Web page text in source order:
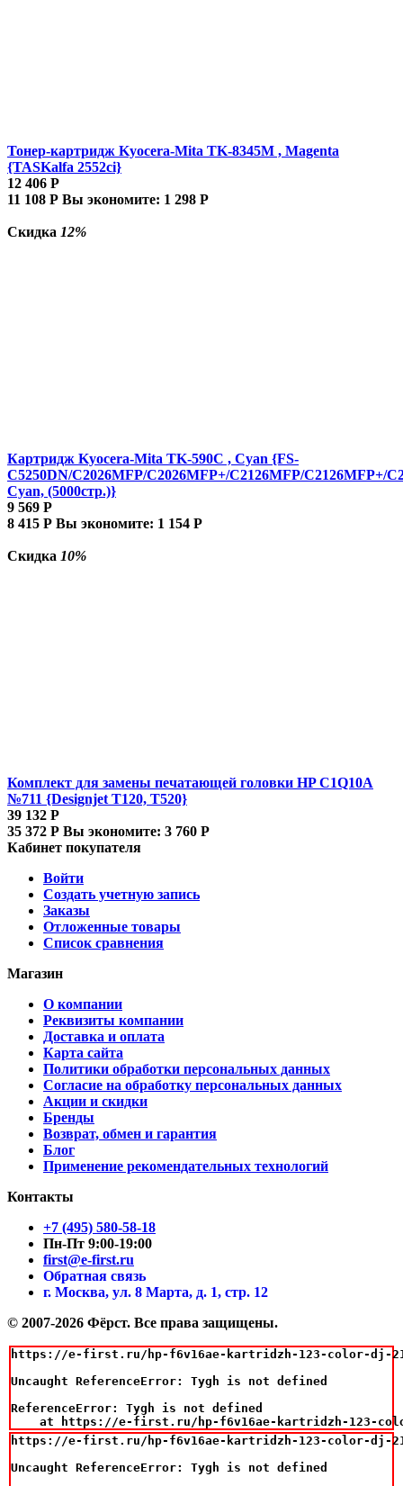
Тонер-картридж Kyocera-Mita TK-8345M , Magenta
{TASKalfa 2552ci}
12 406 Р
11 108 Р Вы экономите: 1 298 Р
Скидка 12%
Картридж Kyocera-Mita TK-590C , Cyan {FS-
C5250DN/C2026MFP/C2026MFP+/C2126MFP/C2126MFP+/
Cyan, (5000стр.)}
9 569 Р
8 415 Р Вы экономите: 1 154 Р
Скидка 10%
Комплект для замены печатающей головки HP C1Q10A
№711 {Designjet T120, T520}
39 132 Р
35 372 Р Вы экономите: 3 760 Р
Кабинет покупателя
Войти
Создать учетную запись
Заказы
Отложенные товары
Список сравнения
Магазин
О компании
Реквизиты компании
Доставка и оплата
Карта сайта
Политики обработки персональных данных
Согласие на обработку персональных данных
Акции и скидки
Бренды
Возврат, обмен и гарантия
Блог
Применение рекомендательных технологий
Контакты
+7 (495) 580-58-18
Пн-Пт 9:00-19:00
first@e-first.ru
Обратная связь
г. Москва, ул. 8 Марта, д. 1, стр. 12
© 2007-2026 Фёрст. Все права защищены.
https://e-first.ru/hp-f6v16ae-kartridzh-123-color-dj-
Uncaught ReferenceError: Tygh is not defined
ReferenceError: Tygh is not defined
at https://e-first.ru/hp-f6v16ae-kartridzh-123-
https://e-first.ru/hp-f6v16ae-kartridzh-123-color-dj-
Uncaught ReferenceError: Tygh is not defined